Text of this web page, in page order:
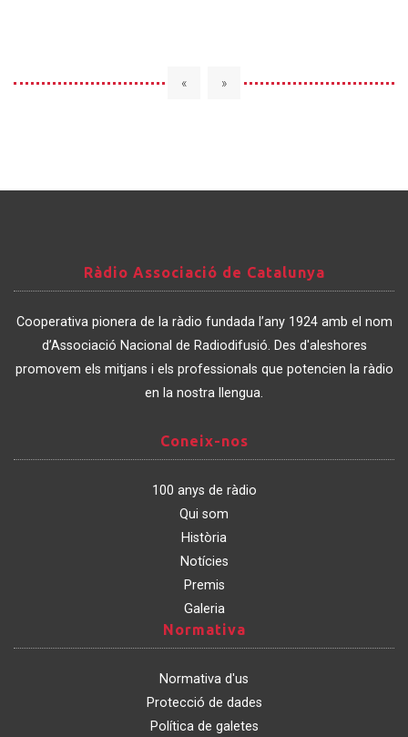
« »
Associació
de
Catalunya
Ràdio Associació de Catalunya
Cooperativa pionera de la ràdio fundada l’any 1924 amb el nom
d’Associació Nacional de Radiodifusió. Des d'aleshores
promovem els mitjans i els professionals que potencien la ràdio
en la nostra llengua.
nos
Coneix-nos
100 anys de ràdio
Qui som
Història
Notícies
Premis
Galeria
Normativa
Normativa d'us
Protecció de dades
Política de galetes